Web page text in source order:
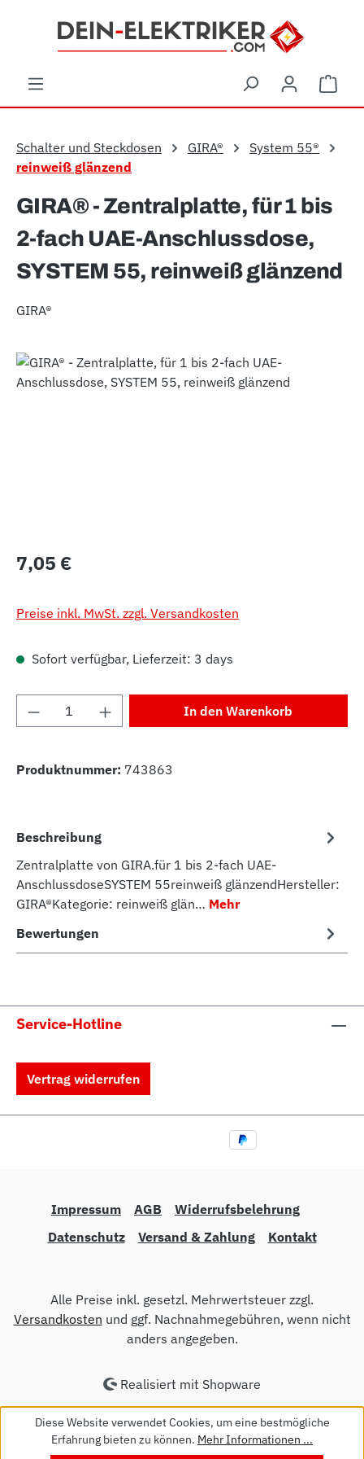
Zum Hauptinhalt springen
Schalter und Steckdosen GIRA®
System 55®
reinweiß glänzend
GIRA® - Zentralplatte, für 1 bis
2-fach UAE-Anschlussdose,
SYSTEM 55, reinweiß glänzend
GIRA®
Bildergalerie überspringen
Regulärer Preis:
7,05 €
Preise inkl. MwSt. zzgl. Versandkosten
Sofort verfügbar, Lieferzeit: 3 days
Produkt Anzahl: Gib den gewünschten
In den Warenkorb
Produktnummer: 743863
Beschreibung
Zentralplatte von GIRA.für 1 bis 2-fach UAE-
AnschlussdoseSYSTEM 55reinweiß glänzendHersteller:
GIRA®Kategorie: reinweiß glän… Mehr
Bewertungen
Service-Hotline
Vertrag widerrufen
Impressum AGB
Widerrufsbelehrung
Datenschutz
Versand & Zahlung Kontakt
Alle Preise inkl. gesetzl. Mehrwertsteuer zzgl.
Versandkosten und ggf. Nachnahmegebühren, wenn nicht
anders angegeben.
Realisiert mit Shopware
Diese Website verwendet Cookies, um eine bestmögliche
Erfahrung bieten zu können. Mehr Informationen ...